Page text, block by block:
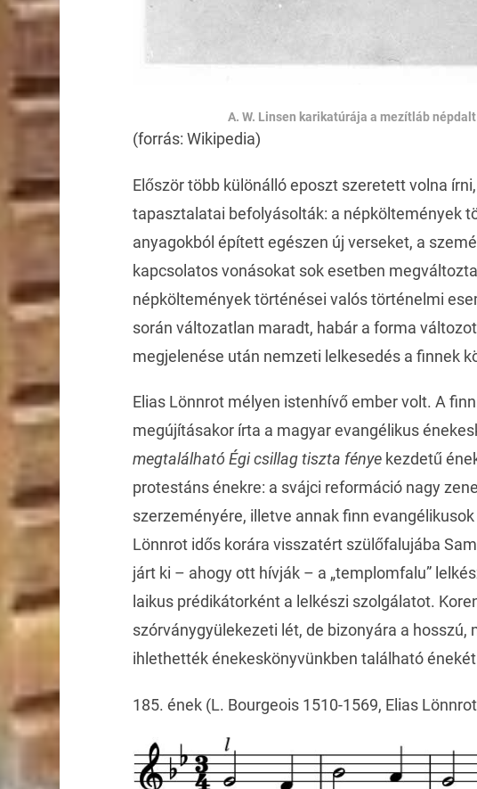
A. W. Linsen karikatúrája a mezítláb
(forrás: Wikipedia)
Először több különálló eposzt szeretett volna
tapasztalatai befolyásolták: a népköltemények
anyagokból épített egészen új verseket, a
kapcsolatos vonásokat sok esetben
népköltemények történései valós történelmi
során változatlan maradt, habár a forma
megjelenése után nemzeti lelkesedés a finnek
Elias Lönnrot mélyen istenhívő ember volt. A
megújításakor írta a magyar evangélikus
megtalálható Égi csillag tiszta fényekezdetű
protestáns énekre: a svájci reformáció nagy
szerzeményére, illetve annak finn
Lönnrot idős korára visszatért szülőfalujába
járt ki – ahogy ott hívják – a „templomfalu”
laikus prédikátorként a lelkészi szolgálatot.
szórványgyülekezeti lét, de bizonyára a hosszú,
ihlethették énekeskönyvünkben található
185. ének (L. Bourgeois 1510-1569, Elias